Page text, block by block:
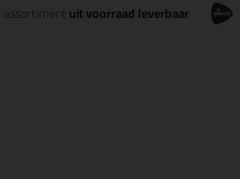
uit voorraad leverbaar